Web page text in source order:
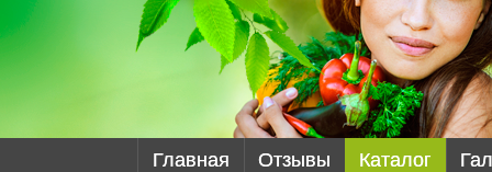
Главная Отзывы Каталог